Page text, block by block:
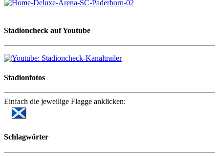
Stadioncheck auf Youtube
Stadionfotos
Einfach die jeweilige Flagge anklicken:
Schlagwörter